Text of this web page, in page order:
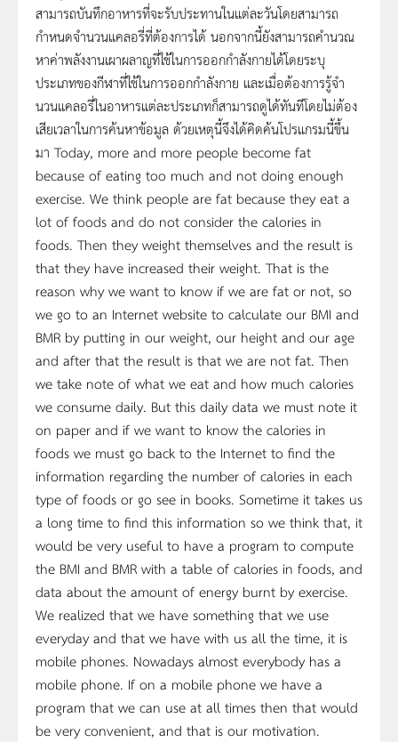
สามารถบันทึกอาหารที่จะรับประทานในแต่ละวันโดยสามารถ
กำหนดจำนวนแคลอรี่ที่ต้องการได้ นอกจากนี้ยังสามารถคำนวณ
หาค่าพลังงานเผาผลาญที่ใช้ในการออกกำลังกายได้โดยระบุ
ประเภทของกีฬาที่ใช้ในการออกกำลังกาย และเมื่อต้องการรู้จำ
นวนแคลอรี่ในอาหารแต่ละประเภทก็สามารถดูได้ทันทีโดยไม่ต้อง
เสียเวลาในการค้นหาข้อมูล ด้วยเหตุนี้จึงได้คิดค้นโปรแกรมนี้ขึ้น
มา Today, more and more people become fat
because of eating too much and not doing enough
exercise. We think people are fat because they eat a
lot of foods and do not consider the calories in
foods. Then they weight themselves and the result is
that they have increased their weight. That is the
reason why we want to know if we are fat or not, so
we go to an Internet website to calculate our BMI and
BMR by putting in our weight, our height and our age
and after that the result is that we are not fat. Then
we take note of what we eat and how much calories
we consume daily. But this daily data we must note it
on paper and if we want to know the calories in
foods we must go back to the Internet to find the
information regarding the number of calories in each
type of foods or go see in books. Sometime it takes us
a long time to find this information so we think that, it
would be very useful to have a program to compute
the BMI and BMR with a table of calories in foods, and
data about the amount of energy burnt by exercise.
We realized that we have something that we use
everyday and that we have with us all the time, it is
mobile phones. Nowadays almost everybody has a
mobile phone. If on a mobile phone we have a
program that we can use at all times then that would
be very convenient, and that is our motivation.